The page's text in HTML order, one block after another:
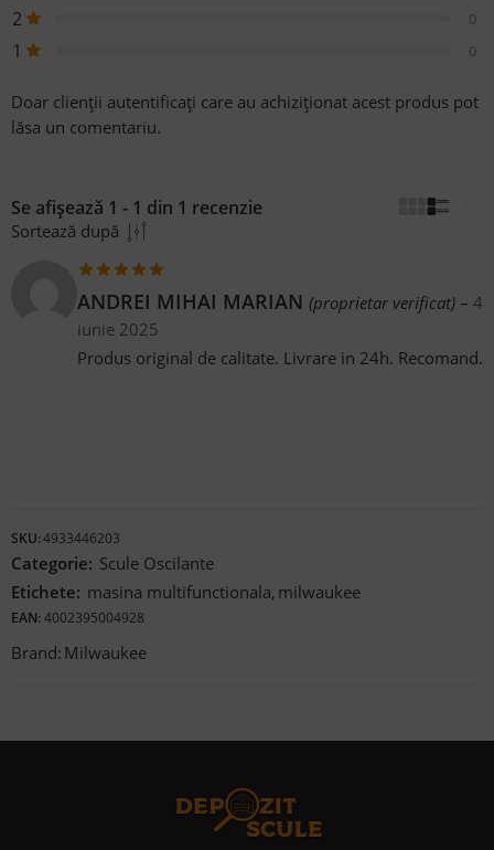
2 0
1 0
Doar clienții autentificați care au achiziționat acest produs pot
lăsa un comentariu.
Se afișează 1 - 1 din 1 recenzie
Sortează după
Evaluat la 5
din 5
ANDREI MIHAI MARIAN (proprietar verificat) – 4
iunie 2025
Produs original de calitate. Livrare in 24h. Recomand.
SKU:4933446203
Categorie: Scule Oscilante
Etichete: masina multifunctionala, milwaukee
EAN: 4002395004928
Brand: Milwaukee